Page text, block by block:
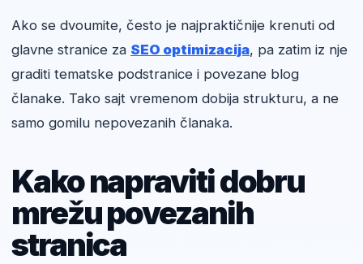
Ako se dvoumite, često je najpraktičnije krenuti od
glavne stranice za SEO optimizacija, pa zatim iz nje
graditi tematske podstranice i povezane blog
članake. Tako sajt vremenom dobija strukturu, a ne
samo gomilu nepovezanih članaka.
Kako napraviti dobru
mrežu povezanih
stranica